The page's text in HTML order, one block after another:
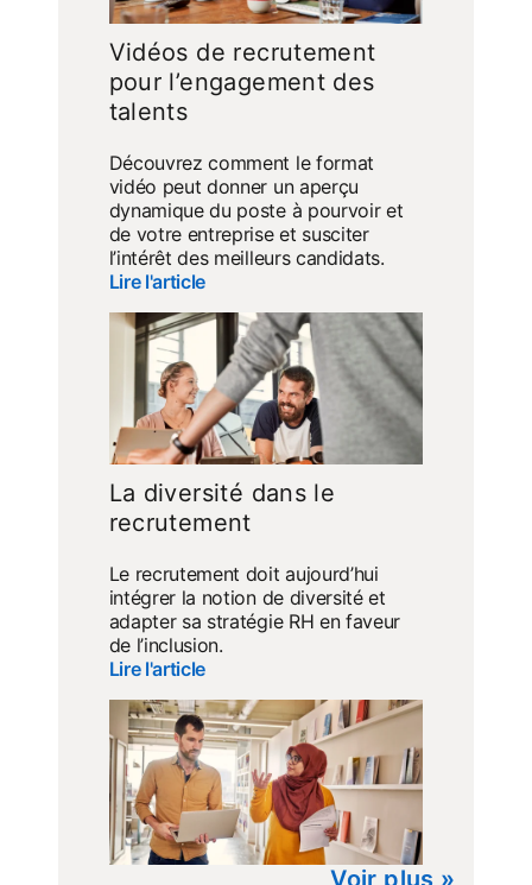
Vidéos de recrutement
pour l’engagement des
talents
Découvrez comment le format
vidéo peut donner un aperçu
dynamique du poste à pourvoir et
de votre entreprise et susciter
l’intérêt des meilleurs candidats.
Lire l'article
La diversité dans le
recrutement
Le recrutement doit aujourd’hui
intégrer la notion de diversité et
adapter sa stratégie RH en faveur
de l’inclusion.
Lire l'article